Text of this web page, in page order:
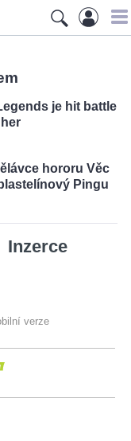
je hit battle
hororu Věc
Pingu
Inzerce
verze